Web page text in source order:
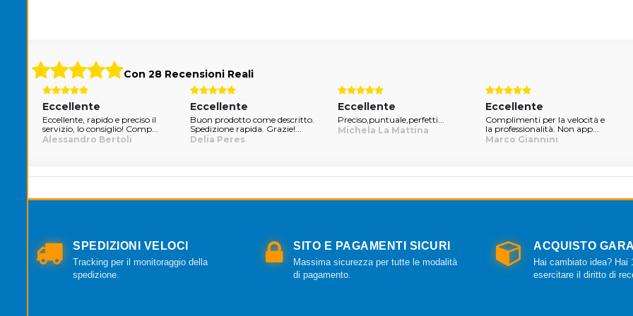
Con 28 Recensioni Reali
Eccellente
Eccellente, rapido e preciso il
servizio, lo consiglio! Comp...
Alessandro Bertoli
Eccellente
Buon prodotto come descritto.
Spedizione rapida. Grazie!...
Delia Peres
Eccellente
Preciso,puntuale,perfetti...
Michela La Mattina
Eccellente
Complimenti per la velocità e
la professionalità. Non app...
Marco Giannini
SPEDIZIONI VELOCI
Tracking per il monitoraggio della
spedizione.
SITO E PAGAMENTI SICURI
Massima sicurezza per tutte le modalità
di pagamento.
ACQUISTO
Hai cambiato idea? Hai
esercitare il diritto di